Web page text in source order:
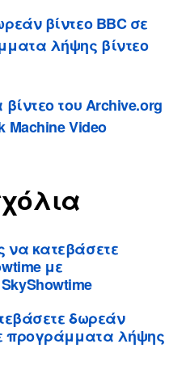
βίντεο BBC σε
λήψης βίντεο
του Archive.org
Video
να κατεβάσετε
με
δωρεάν
προγράμματα λήψης